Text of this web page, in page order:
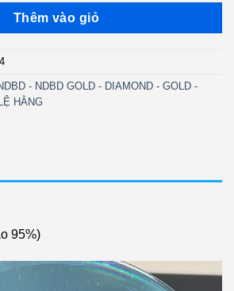
là:
₫.
tại
là:
Thêm vào giỏ
- NDBD GOLD - DIAMOND - GOLD -
HẰNG
95%)